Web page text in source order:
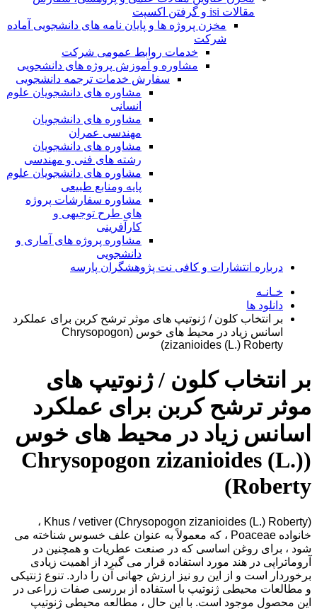
مقالات isi و گرفتن اکسپت
مخزن پروژه ها و پایان نامه های دانشجویی آماده
شرکت
خدمات روابط عمومی شرکت
مشاوره و آموزش پروژه های دانشجویی
سفارش خدمات ترجمه دانشجویی
مشاوره های دانشجویان علوم
انسانی
مشاوره های دانشجویان
مهندسی عمران
مشاوره های دانشجویان
رشته های فنی و مهندسی
مشاوره های دانشجویان علوم
پایه ومنابع طبیعی
مشاوره سفارشات پروژه
های طرح توجیهی و
کارآفرینی
مشاوره پروژه های آماری و
دانشجویی
درباره انتشارات و کافی نت پژوهشگران پارسه
خـانـه
دانلود ها
بر انتخاب کلون / ژنوتیپ های موثر ترشح کربن برای عملکرد
اسانس زیاد در محیط های خوس (Chrysopogon
zizanioides (L.) Roberty)
بر انتخاب کلون / ژنوتیپ های
موثر ترشح کربن برای عملکرد
اسانس زیاد در محیط های خوس
(Chrysopogon zizanioides (L.)
Roberty)
Khus / vetiver (Chrysopogon zizanioides (L.) Roberty) ،
خانواده Poaceae ، که معمولاً به عنوان علف خسوس شناخته می
شود ، برای روغن اساسی که در صنعت عطریات و همچنین در
آروماتراپی در هند مورد استفاده قرار می گیرد از اهمیت زیادی
برخوردار است و از این رو نیز ارزش جهانی آن را دارد. تنوع ژنتیکی
و مطالعات محیطی ژنوتیپ با استفاده از بررسی صفات زراعی در
این محصول موجود است. با این حال ، مطالعه محیطی ژنوتیپ